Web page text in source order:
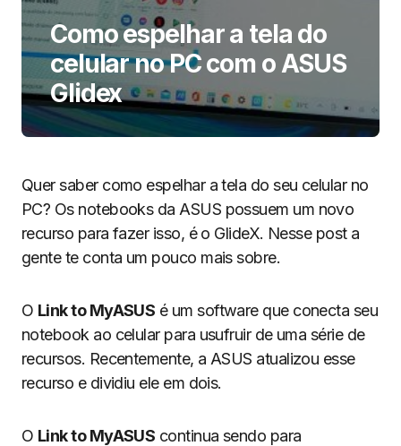
Como espelhar a tela do
celular no PC com o ASUS
Glidex
Quer saber como espelhar a tela do seu celular no
PC? Os notebooks da ASUS possuem um novo
recurso para fazer isso, é o GlideX. Nesse post a
gente te conta um pouco mais sobre.
O Link to MyASUS é um software que conecta seu
notebook ao celular para usufruir de uma série de
recursos. Recentemente, a ASUS atualizou esse
recurso e dividiu ele em dois.
O Link to MyASUS continua sendo para